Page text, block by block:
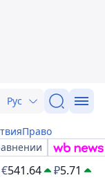
Рус
Право
€541.64 ₽5.71